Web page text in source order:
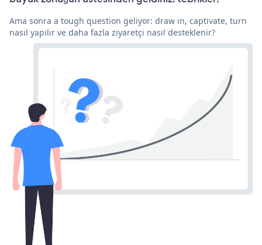
Ama sonra a tough question geliyor: draw in, captivate, turn
nasıl yapılır ve daha fazla ziyaretçi nasıl desteklenir?